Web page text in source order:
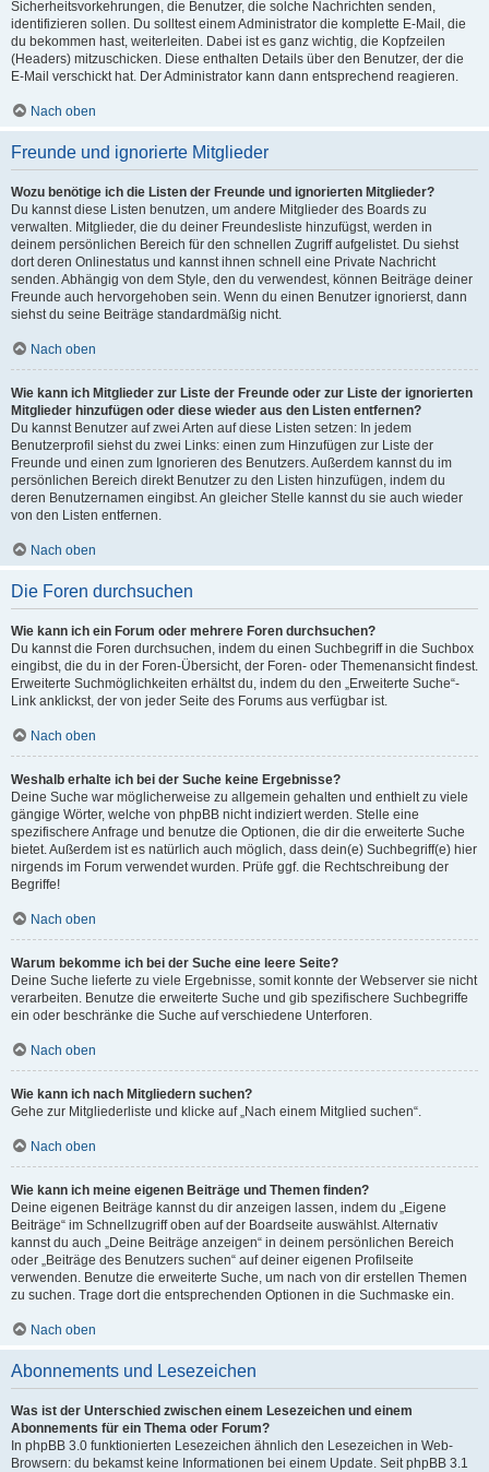
Sicherheitsvorkehrungen, die Benutzer, die solche Nachrichten senden,
identifizieren sollen. Du solltest einem Administrator die komplette E-Mail, die
du bekommen hast, weiterleiten. Dabei ist es ganz wichtig, die Kopfzeilen
(Headers) mitzuschicken. Diese enthalten Details über den Benutzer, der die
E-Mail verschickt hat. Der Administrator kann dann entsprechend reagieren.
Nach oben
Freunde und ignorierte Mitglieder
Wozu benötige ich die Listen der Freunde und ignorierten Mitglieder?
Du kannst diese Listen benutzen, um andere Mitglieder des Boards zu
verwalten. Mitglieder, die du deiner Freundesliste hinzufügst, werden in
deinem persönlichen Bereich für den schnellen Zugriff aufgelistet. Du siehst
dort deren Onlinestatus und kannst ihnen schnell eine Private Nachricht
senden. Abhängig von dem Style, den du verwendest, können Beiträge deiner
Freunde auch hervorgehoben sein. Wenn du einen Benutzer ignorierst, dann
siehst du seine Beiträge standardmäßig nicht.
Nach oben
Wie kann ich Mitglieder zur Liste der Freunde oder zur Liste der ignorierten
Mitglieder hinzufügen oder diese wieder aus den Listen entfernen?
Du kannst Benutzer auf zwei Arten auf diese Listen setzen: In jedem
Benutzerprofil siehst du zwei Links: einen zum Hinzufügen zur Liste der
Freunde und einen zum Ignorieren des Benutzers. Außerdem kannst du im
persönlichen Bereich direkt Benutzer zu den Listen hinzufügen, indem du
deren Benutzernamen eingibst. An gleicher Stelle kannst du sie auch wieder
von den Listen entfernen.
Nach oben
Die Foren durchsuchen
Wie kann ich ein Forum oder mehrere Foren durchsuchen?
Du kannst die Foren durchsuchen, indem du einen Suchbegriff in die Suchbox
eingibst, die du in der Foren-Übersicht, der Foren- oder Themenansicht findest.
Erweiterte Suchmöglichkeiten erhältst du, indem du den „Erweiterte Suche“-
Link anklickst, der von jeder Seite des Forums aus verfügbar ist.
Nach oben
Weshalb erhalte ich bei der Suche keine Ergebnisse?
Deine Suche war möglicherweise zu allgemein gehalten und enthielt zu viele
gängige Wörter, welche von phpBB nicht indiziert werden. Stelle eine
spezifischere Anfrage und benutze die Optionen, die dir die erweiterte Suche
bietet. Außerdem ist es natürlich auch möglich, dass dein(e) Suchbegriff(e) hier
nirgends im Forum verwendet wurden. Prüfe ggf. die Rechtschreibung der
Begriffe!
Nach oben
Warum bekomme ich bei der Suche eine leere Seite?
Deine Suche lieferte zu viele Ergebnisse, somit konnte der Webserver sie nicht
verarbeiten. Benutze die erweiterte Suche und gib spezifischere Suchbegriffe
ein oder beschränke die Suche auf verschiedene Unterforen.
Nach oben
Wie kann ich nach Mitgliedern suchen?
Gehe zur Mitgliederliste und klicke auf „Nach einem Mitglied suchen“.
Nach oben
Wie kann ich meine eigenen Beiträge und Themen finden?
Deine eigenen Beiträge kannst du dir anzeigen lassen, indem du „Eigene
Beiträge“ im Schnellzugriff oben auf der Boardseite auswählst. Alternativ
kannst du auch „Deine Beiträge anzeigen“ in deinem persönlichen Bereich
oder „Beiträge des Benutzers suchen“ auf deiner eigenen Profilseite
verwenden. Benutze die erweiterte Suche, um nach von dir erstellen Themen
zu suchen. Trage dort die entsprechenden Optionen in die Suchmaske ein.
Nach oben
Abonnements und Lesezeichen
Was ist der Unterschied zwischen einem Lesezeichen und einem
Abonnements für ein Thema oder Forum?
In phpBB 3.0 funktionierten Lesezeichen ähnlich den Lesezeichen in Web-
Browsern: du bekamst keine Informationen bei einem Update. Seit phpBB 3.1